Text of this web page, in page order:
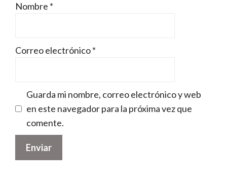
Nombre *
Correo electrónico*
Guarda mi nombre, correo electrónico y web
en este navegador para la próxima vez que
comente.